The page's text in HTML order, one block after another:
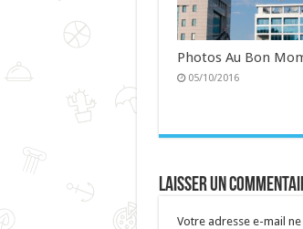
Photos Au Bon
05/10/2016
Laisser un
Votre adresse e-mail